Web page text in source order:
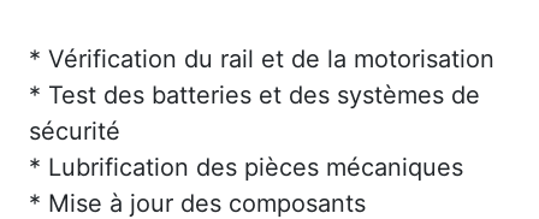
* Vérification du rail et de la motorisation
* Test des batteries et des systèmes de
sécurité
* Lubrification des pièces mécaniques
* Mise à jour des composants